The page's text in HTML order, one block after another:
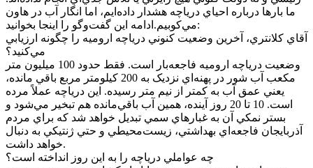
ما بارها درباره احياي درياچه هشدار داده‌ايم، اما انگار آب در هاون
مي‌کوبيم.ادامه اين گفت‌وگو را اينجا بخوانيد:
آقاي کلانتري، آخرين وضعيت کنوني درياچه اروميه را چگونه ارزيابي
مي‌کنيد؟
وضعيت درياچه اروميه فاجعه‌بار است. فقط حدود 100 ميليون متر
مکعب آب شور در پهنه‌اي نزديک به 200 کيلومتر مربع باقي مانده،
يعني عمق آب به کمتر از نيم متر رسيده. اين درياچه عملاً مرده
است. 10 تا 20 روز آينده، همين آب باقي‌مانده هم تبخير مي‌شود و
بستر نمکي آن به غبارهاي سمي تبديل خواهد شد که براي مردم
آذربايجان فاجعه‌اي بهداشتي، زيست‌محيطي و حتي ژنتيکي به دنبال
خواهد داشت.
چه عواملي درياچه را به اين روز انداخته است؟